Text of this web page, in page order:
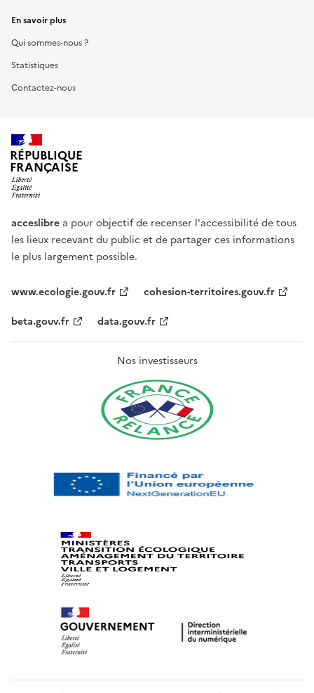
En savoir plus
Qui sommes-nous ?
Statistiques
Contactez-nous
RÉPUBLIQUE
FRANÇAISE
acceslibre a pour objectif de recenser l'accessibilité de tous
les lieux recevant du public et de partager ces informations
le plus largement possible.
www.ecologie.gouv.fr
cohesion-territoires.gouv.fr
beta.gouv.fr
data.gouv.fr
Nos investisseurs